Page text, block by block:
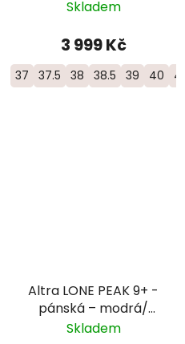
zelená
Skladem
3 999 Kč
37 37.5 38 38.5 39 40
Altra LONE PEAK 9+ -
pánská – modrá/
černá
Skladem